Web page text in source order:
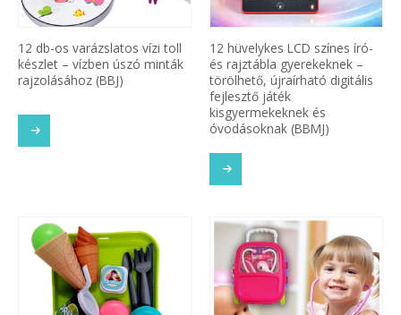
12 db-os varázslatos vízi toll
készlet – vízben úszó minták
rajzolásához (BBJ)
12 hüvelykes LCD színes író-
és rajztábla gyerekeknek –
törölhető, újraírható digitális
fejlesztő játék
kisgyermekeknek és
óvodásoknak (BBMJ)